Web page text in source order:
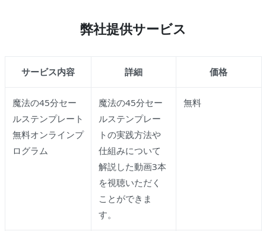
弊社提供サービス
サービス内容 詳細 価格
魔法の45分セー
ルステンプレート
無料オンラインプ
ログラム
魔法の45分セー
ルステンプレー
トの実践方法や
仕組みについて
解説した動画3本
を視聴いただく
ことができま
す。
無料